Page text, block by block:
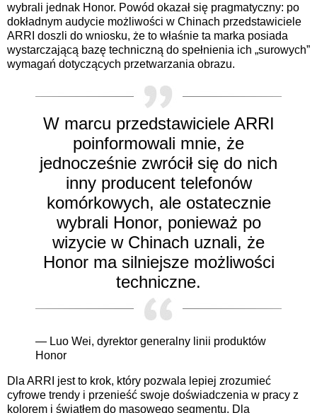
wybrali jednak Honor. Powód okazał się pragmatyczny: po
dokładnym audycie możliwości w Chinach przedstawiciele
ARRI doszli do wniosku, że to właśnie ta marka posiada
wystarczającą bazę techniczną do spełnienia ich „surowych”
wymagań dotyczących przetwarzania obrazu.
W marcu przedstawiciele ARRI
poinformowali mnie, że
jednocześnie zwrócił się do nich
inny producent telefonów
komórkowych, ale ostatecznie
wybrali Honor, ponieważ po
wizycie w Chinach uznali, że
Honor ma silniejsze możliwości
techniczne.
— Luo Wei, dyrektor generalny linii produktów
Honor
Dla ARRI jest to krok, który pozwala lepiej zrozumieć
cyfrowe trendy i przenieść swoje doświadczenia w pracy z
kolorem i światłem do masowego segmentu. Dla